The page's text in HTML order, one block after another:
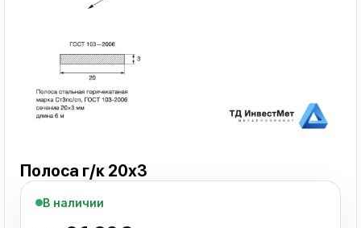
Полоса г/к 20х3
В наличии